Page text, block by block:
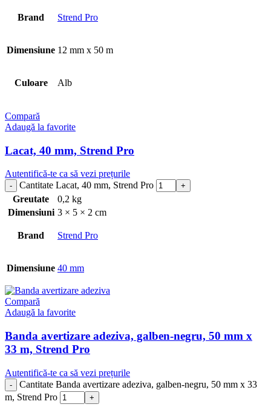
Brand Strend Pro
Dimensiune 12 mm x 50 m
Culoare Alb
Compară
Adaugă la favorite
Lacat, 40 mm, Strend Pro
Autentifică-te ca să vezi prețurile
Cantitate Lacat, 40 mm, Strend Pro
Greutate
0,2 kg
Dimensiuni 3 × 5 × 2 cm
Brand Strend Pro
Dimensiune 40 mm
Compară
Adaugă la favorite
Banda avertizare adeziva, galben-negru, 50 mm x
33 m, Strend Pro
Autentifică-te ca să vezi prețurile
Cantitate Banda avertizare adeziva, galben-negru, 50 mm x 33
m, Strend Pro